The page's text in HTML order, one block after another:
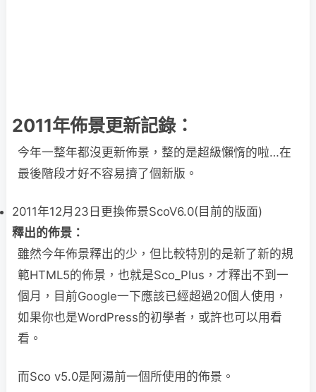
2011年佈景更新記錄：
今年一整年都沒更新佈景，整的是超級懶惰的啦…在
最後階段才好不容易擠了個新版。
2011年12月23日更換佈景ScoV6.0(目前的版面)
釋出的佈景：
雖然今年佈景釋出的少，但比較特別的是新了新的規
範HTML5的佈景，也就是Sco_Plus，才釋出不到一
個月，目前Google一下應該已經超過20個人使用，
如果你也是WordPress的初學者，或許也可以用看
看。
而Sco v5.0是阿湯前一個所使用的佈景。